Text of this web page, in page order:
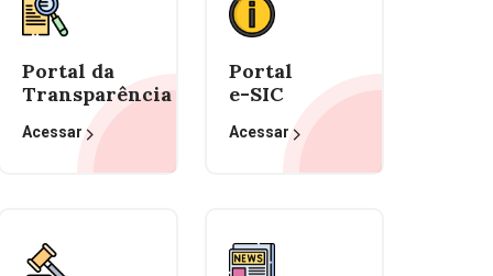
Portal da
Transparência
Acessar
Portal
e-SIC
Acessar